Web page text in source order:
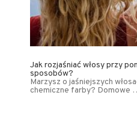
Jak rozjaśniać włosy przy
sposobów?
Marzysz o jaśniejszych
chemiczne farby? Domowe